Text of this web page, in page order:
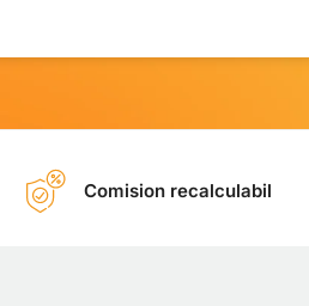
Comision recalculabil